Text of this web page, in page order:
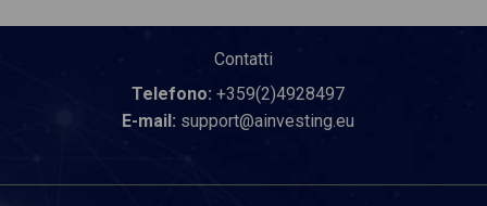
Contatti
Telefono: +359(2)4928497
E-mail: support@ainvesting.eu